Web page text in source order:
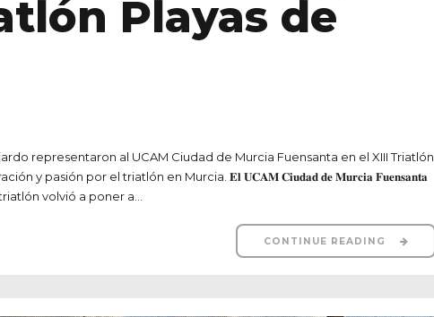
Playas de
representaron al UCAM Ciudad de Murcia Fuensanta en el XIII Triatlón
y pasión por el triatlón en Murcia. 𝐄𝐥 𝐔𝐂𝐀𝐌 𝐂𝐢𝐮𝐝𝐚𝐝 𝐝𝐞 𝐌𝐮𝐫𝐜𝐢𝐚 𝐅𝐮𝐞𝐧𝐬𝐚𝐧𝐭𝐚
El triatlón volvió a poner a...
CONTINUE READING